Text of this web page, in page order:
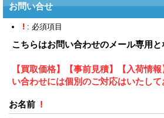
お問い合せ
! : 必須項目
こちらはお問い合わせのメール専用と
【買取価格】【事前見積】【入荷情
い合わせには個別のご対応はいたして
お名前 !